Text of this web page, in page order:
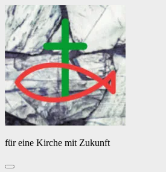
Skip
to
content
von
PfarrerB
für eine Kirche mit Zukunft